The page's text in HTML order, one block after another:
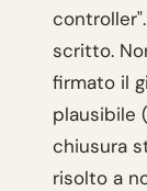
scritto.
firmato il
plausibile
chiusura
risolto a